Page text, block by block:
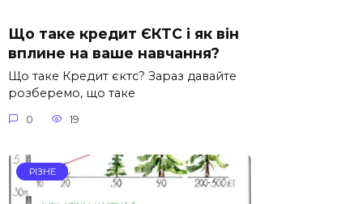
Що таке кредит ЄКТС і як він
вплине на ваше навчання?
Що таке Кредит єктс? Зараз давайте
розберемо, що таке
0 19
РІЗНЕ